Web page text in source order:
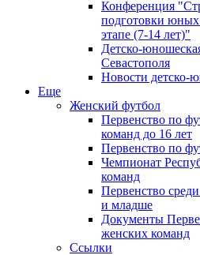
Конференция
подготовки юных
этапе (7-14 лет)"
Детско-
Севастополя
Новости детско-
Еще
Женский футбол
Первенство по
команд до 16 лет
Первенство по
Чемпионат
команд
Первенство
и младше
Документы
женских команд
Ссылки